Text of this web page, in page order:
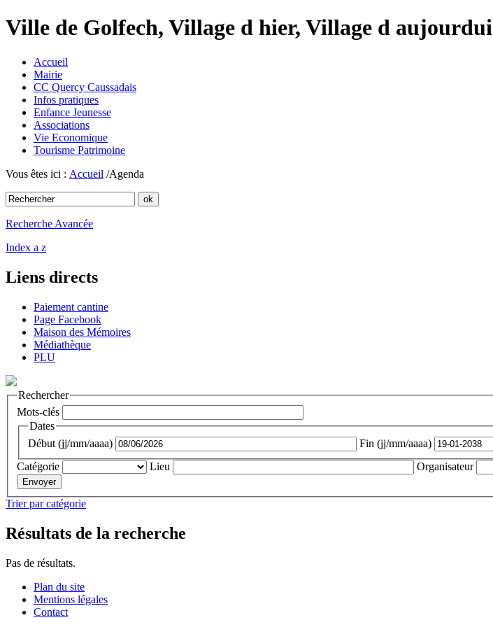
Ville de Golfech, Village d hier, Village d aujourdui
Accueil
Mairie
CC Quercy Caussadais
Infos pratiques
Enfance Jeunesse
Associations
Vie Economique
Tourisme Patrimoine
Vous êtes ici : Accueil /Agenda
Recherche Avancée
Index a z
Liens directs
Paiement cantine
Page Facebook
Maison des Mémoires
Médiathèque
PLU
Rechercher
Mots-clés
Dates
Début (jj/mm/aaaa)
Fin (jj/mm/aaaa)
Catégorie
Lieu Organisateur
Trier par catégorie
Résultats de la recherche
Pas de résultats.
Plan du site
Mentions légales
Contact